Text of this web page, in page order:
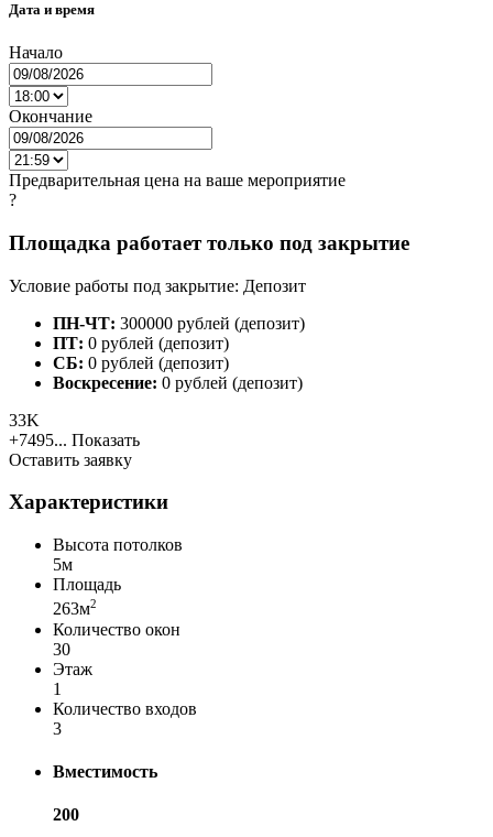
Дата и время
Начало
Окончание
Предварительная цена на ваше мероприятие
?
Площадка работает только под закрытие
Условие работы под закрытие: Депозит
ПН-ЧТ: 300000 рублей (депозит)
ПТ: 0 рублей (депозит)
СБ: 0 рублей (депозит)
Воскресение: 0 рублей (депозит)
33K
+7495... Показать
Оставить заявку
Характеристики
Высота потолков
5м
Площадь
263м2
Количество окон
30
Этаж
1
Количество входов
3
Вместимость
200